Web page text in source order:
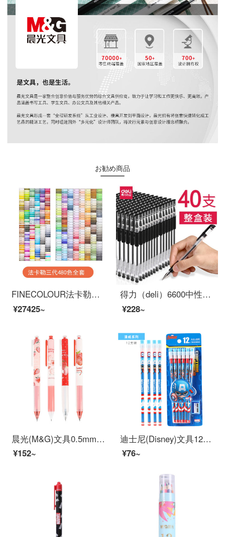
お勧め商品
FINECOLOUR法卡勒服装设计绘画套装32/48/60/72色1代2代3代软头设计专业绘画笔 三代全套480色
¥27425~
得力（deli）6600中性笔水笔0.5mm黑红蓝签字笔书写顺滑大容量中性笔按动整盒批发 40支子弹头超值整盒装
¥228~
晨光(M&G)文具0.5mm黑色中性笔套装 草莓限定系列按动书写笔 4支/盒HAGP1510
¥152~
迪士尼(Disney)文具12支HB原木书写铅笔 小学生铅笔写字笔 儿童卡通大皮头铅笔 美国队长系列DM20696A1
¥76~